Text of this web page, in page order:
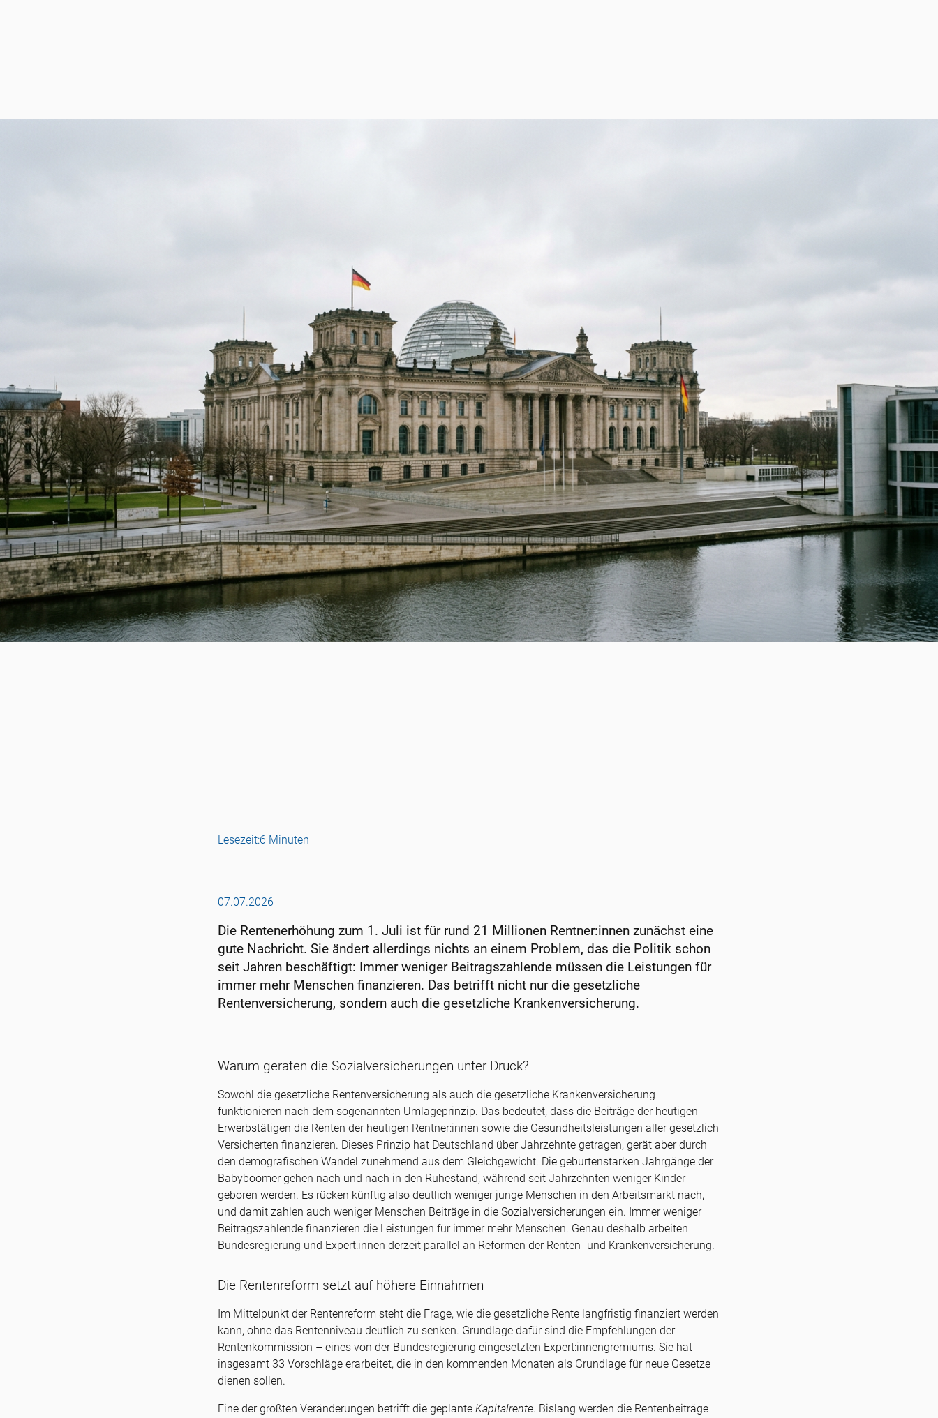
Lesezeit:6 Minuten
07.07.2026
Die Rentenerhöhung zum 1. Juli ist für rund 21 Millionen Rentner:innen zunächst eine
gute Nachricht. Sie ändert allerdings nichts an einem Problem, das die Politik schon
seit Jahren beschäftigt: Immer weniger Beitragszahlende müssen die Leistungen für
immer mehr Menschen finanzieren. Das betrifft nicht nur die gesetzliche
Rentenversicherung, sondern auch die gesetzliche Krankenversicherung.
Warum geraten die Sozialversicherungen unter Druck?
Sowohl die gesetzliche Rentenversicherung als auch die gesetzliche Krankenversicherung
funktionieren nach dem sogenannten Umlageprinzip. Das bedeutet, dass die Beiträge der heutigen
Erwerbstätigen die Renten der heutigen Rentner:innen sowie die Gesundheitsleistungen aller gesetzlich
Versicherten finanzieren. Dieses Prinzip hat Deutschland über Jahrzehnte getragen, gerät aber durch
den demografischen Wandel zunehmend aus dem Gleichgewicht. Die geburtenstarken Jahrgänge der
Babyboomer gehen nach und nach in den Ruhestand, während seit Jahrzehnten weniger Kinder
geboren werden. Es rücken künftig also deutlich weniger junge Menschen in den Arbeitsmarkt nach,
und damit zahlen auch weniger Menschen Beiträge in die Sozialversicherungen ein. Immer weniger
Beitragszahlende finanzieren die Leistungen für immer mehr Menschen. Genau deshalb arbeiten
Bundesregierung und Expert:innen derzeit parallel an Reformen der Renten- und Krankenversicherung.
Die Rentenreform setzt auf höhere Einnahmen
Im Mittelpunkt der Rentenreform steht die Frage, wie die gesetzliche Rente langfristig finanziert werden
kann, ohne das Rentenniveau deutlich zu senken. Grundlage dafür sind die Empfehlungen der
Rentenkommission – eines von der Bundesregierung eingesetzten Expert:innengremiums. Sie hat
insgesamt 33 Vorschläge erarbeitet, die in den kommenden Monaten als Grundlage für neue Gesetze
dienen sollen.
Eine der größten Veränderungen betrifft die geplante Kapitalrente. Bislang werden die Rentenbeiträge